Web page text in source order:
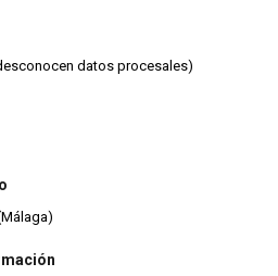
datos procesales)